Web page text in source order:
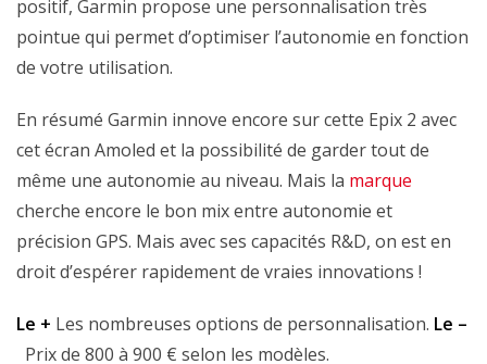
positif, Garmin propose une personnalisation très
pointue qui permet d’optimiser l’autonomie en fonction
de votre utilisation.
En résumé Garmin innove encore sur cette Epix 2 avec
cet écran Amoled et la possibilité de garder tout de
même une autonomie au niveau. Mais la marque
cherche encore le bon mix entre autonomie et
précision GPS. Mais avec ses capacités R&D, on est en
droit d’espérer rapidement de vraies innovations !
Le + Les nombreuses options de personnalisation. Le –
Prix de 800 à 900 € selon les modèles.